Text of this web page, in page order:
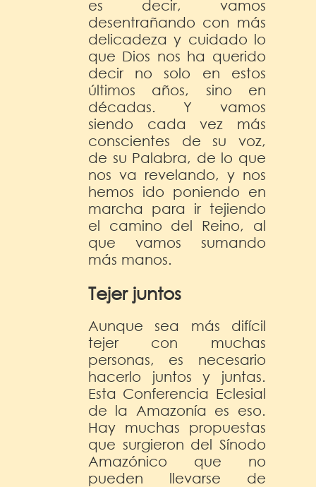
es decir, vamos
desentrañando con más
delicadeza y cuidado lo
que Dios nos ha querido
decir no solo en estos
últimos años, sino en
décadas. Y vamos
siendo cada vez más
conscientes de su voz,
de su Palabra, de lo que
nos va revelando, y nos
hemos ido poniendo en
marcha para ir tejiendo
el camino del Reino, al
que vamos sumando
más manos.
Tejer juntos
Aunque sea más difícil
tejer con muchas
personas, es necesario
hacerlo juntos y juntas.
Esta Conferencia Eclesial
de la Amazonía es eso.
Hay muchas propuestas
que surgieron del Sínodo
Amazónico que no
pueden llevarse de